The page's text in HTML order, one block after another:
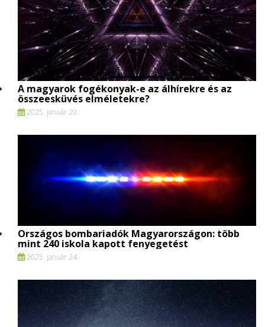
A magyarok fogékonyak-e az álhírekre és az
összeesküvés elméletekre?
2025. január 29.
Országos bombariadók Magyarországon: több
mint 240 iskola kapott fenyegetést
2025. január 24.